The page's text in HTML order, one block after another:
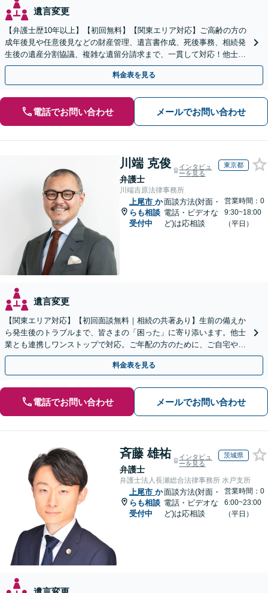
遺言変更
【弁護士歴10年以上】【初回無料】【関東エリア対応】ご高齢の方の
成年後見や任意後見などの財産管理、遺言書作成、死後事務、相続発
生後の遺産分割協議、複雑な遺留分請求まで、一貫して対応！他士業
との連携力を活かした最適解の追求【WEB面談対応】
料金表を見る
電話でお問い合わせ メールでお問い合わせ
川端 克俊
弁護士
インタビュ
ーを見る
東京都
川端吉原法律事務所
上尾市 か
らも相談
受付中
面談方法(対面・
電話・ビデオな
ど)は応相談
営業時間：0
9:30~18:00
（平日）
遺言変更
【関東エリア対応】【初回面談無料｜相続の共著あり】生前の備えか
ら発生後のトラブルまで、皆さまの「困った」に寄り添います。他士
業とも連携しワンストップで対応。ご年配の方のために、ご自宅やご
近所への出張相談も実施【秘密厳守｜休日・夜間相談可】
料金表を見る
電話でお問い合わせ メールでお問い合わせ
斉藤 雄祐
弁護士
インタビュ
ーを見る
茨城県
弁護士法人長瀬総合法律事務所 水戸支所
上尾市 か
らも相談
受付中
面談方法(対面・
電話・ビデオな
ど)は応相談
営業時間：0
6:00~23:00
（平日）